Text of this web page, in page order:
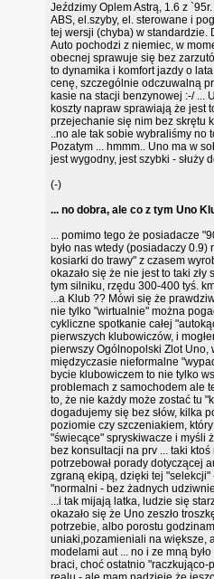
Jeździmy Oplem Astrą, 1.6 z
ABS, el.szyby, el. sterowane i
tej wersji (chyba) w standardzie.
Auto pochodzi z niemiec, w
obecnej sprawuje się bez
to dynamika i komfort jazdy o
cenę, szczególnie odczuwalną
kasie na stacji benzynowej :-/ ...
koszty napraw sprawiają że jest
przejechanie się nim bez skrętu
..no ale tak sobie wybraliśmy no
Pozatym ... hmmm.. Uno ma w
jest wygodny, jest szybki - służy
(-)
... no dobra, ale co z tym Uno
... pomimo tego że posiadacze
było nas wtedy (posiadaczy
kosiarki do trawy" z czasem
okazało się że nie jest to taki
tym silniku, rzędu 300-400 tyś.
...a Klub ?? Mówi się że
nie tylko "wirtualnie" można
cykliczne spotkanie całej
pierwszych klubowiczów, i
pierwszy Ogólnopolski Zlot Uno,
międzyczasie nieformalne
bycie klubowiczem to nie tylko
problemach z samochodem ale
to, że nie każdy może zostać tu
dogadujemy się bez słów, kilka
poziomie czy szczeniakiem,
"świecące" spryskiwacze i myśli
bez konsultacji na prv ... taki
potrzebował porady dotyczącej
zgraną ekipą, dzięki tej
"normalni - bez żadnych
...i tak mijają latka, ludzie się
okazało się że Uno zeszło
potrzebie, albo porostu
uniaki,pozamieniali na większe,
modelami aut ... no i ze mną
braci, choć ostatnio